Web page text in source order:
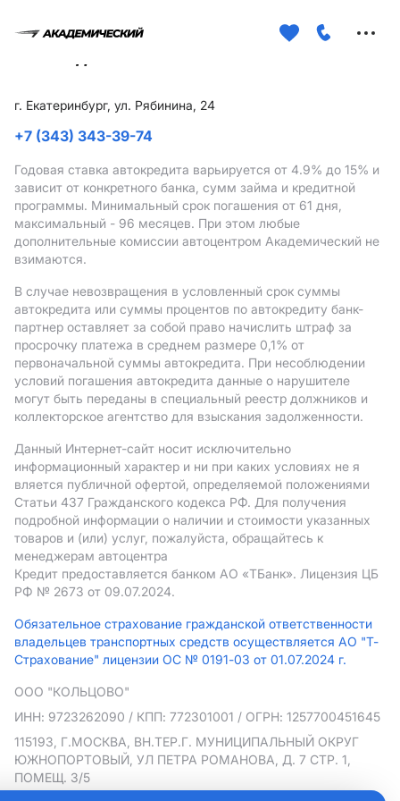
г. Екатеринбург, ул. Рябинина, 24
+7 (343) 343-39-74
Годовая ставка автокредита варьируется от 4.9% до 15% и
зависит от конкретного банка, сумм займа и кредитной
программы. Минимальный срок погашения от 61 дня,
максимальный - 96 месяцев. При этом любые
дополнительные комиссии автоцентром Академический не
взимаются.
В случае невозвращения в условленный срок суммы
автокредита или суммы процентов по автокредиту банк-
партнер оставляет за собой право начислить штраф за
просрочку платежа в среднем размере 0,1% от
первоначальной суммы автокредита. При несоблюдении
условий погашения автокредита данные о нарушителе
могут быть переданы в специальный реестр должников и
коллекторское агентство для взыскания задолженности.
Данный Интернет-сайт носит исключительно
информационный характер и ни при каких условиях не я
вляется публичной офертой, определяемой положениями
Статьи 437 Гражданского кодекса РФ. Для получения
подробной информации о наличии и стоимости указанных
товаров и (или) услуг, пожалуйста, обращайтесь к
менеджерам автоцентра
Кредит предоставляется банком АO «ТБанк». Лицензия ЦБ
РФ № 2673 от 09.07.2024.
Обязательное страхование гражданской ответственности
владельцев транспортных средств осуществляется АО "Т-
Страхование" лицензии ОС № 0191-03 от 01.07.2024 г.
ООО "КОЛЬЦОВО"
ИНН: 9723262090 / КПП: 772301001 / ОГРН: 1257700451645
115193, Г.МОСКВА, ВН.ТЕР.Г. МУНИЦИПАЛЬНЫЙ ОКРУГ
ЮЖНОПОРТОВЫЙ, УЛ ПЕТРА РОМАНОВА, Д. 7 СТР. 1,
ПОМЕЩ. 3/5